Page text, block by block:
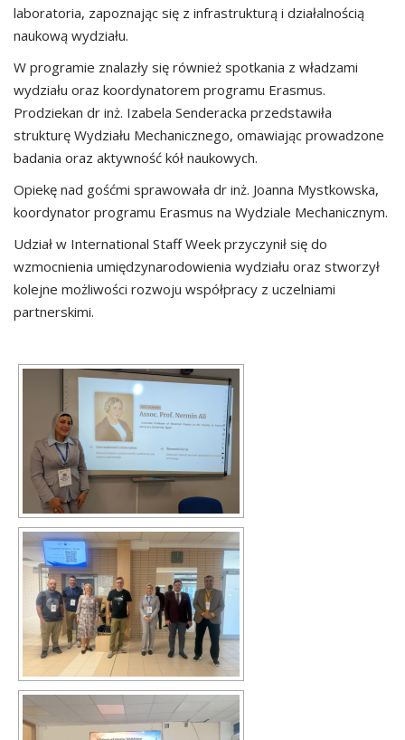
laboratoria, zapoznając się z infrastrukturą i działalnością
naukową wydziału.
W programie znalazły się również spotkania z władzami
wydziału oraz koordynatorem programu Erasmus.
Prodziekan dr inż. Izabela Senderacka przedstawiła
strukturę Wydziału Mechanicznego, omawiając prowadzone
badania oraz aktywność kół naukowych.
Opiekę nad gośćmi sprawowała dr inż. Joanna Mystkowska,
koordynator programu Erasmus na Wydziale Mechanicznym.
Udział w International Staff Week przyczynił się do
wzmocnienia umiędzynarodowienia wydziału oraz stworzył
kolejne możliwości rozwoju współpracy z uczelniami
partnerskimi.